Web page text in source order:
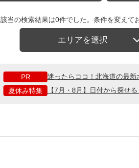
該当の検索結果は0件でした。条件を変えて
エリアを選択
PR
迷ったらココ！北海道の最
夏休み特集
【7月・8月】日付から探せ